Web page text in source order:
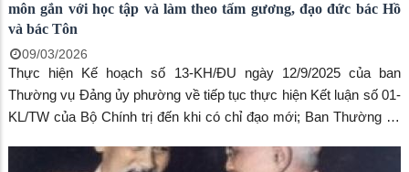
môn gắn với học tập và làm theo tấm gương, đạo đức bác Hồ
và bác Tôn
09/03/2026
Thực hiện Kế hoạch số 13-KH/ĐU ngày 12/9/2025 của ban
Thường vụ Đảng ủy phường về tiếp tục thực hiện Kết luận số 01-
KL/TW của Bộ Chính trị đến khi có chỉ đạo mới; Ban Thường vụ
đề toàn khóa, Chuyên đề năm 2024 – 2025. Sau khi được chi ủy